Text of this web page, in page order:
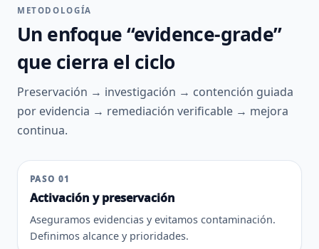
METODOLOGÍA
Un enfoque “evidence-grade”
que cierra el ciclo
Preservación → investigación → contención guiada
por evidencia → remediación verificable → mejora
continua.
PASO 01
Activación y preservación
Aseguramos evidencias y evitamos contaminación.
Definimos alcance y prioridades.